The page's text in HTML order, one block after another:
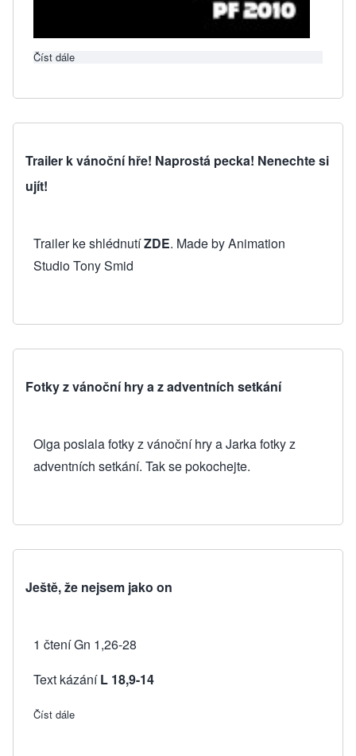
Číst dále
Trailer k vánoční hře! Naprostá pecka! Nenechte si
ujít!
Trailer ke shlédnutíZDE. Made by Animation
Studio Tony Smid
Fotky z vánoční hry a z adventních setkání
Olga poslalafotky z vánoční hrya Jarkafotky z
adventních setkání. Tak se pokochejte.
Ještě, že nejsem jako on
1 čtení Gn 1,26-28
Text kázáníL 18,9-14
Číst dále